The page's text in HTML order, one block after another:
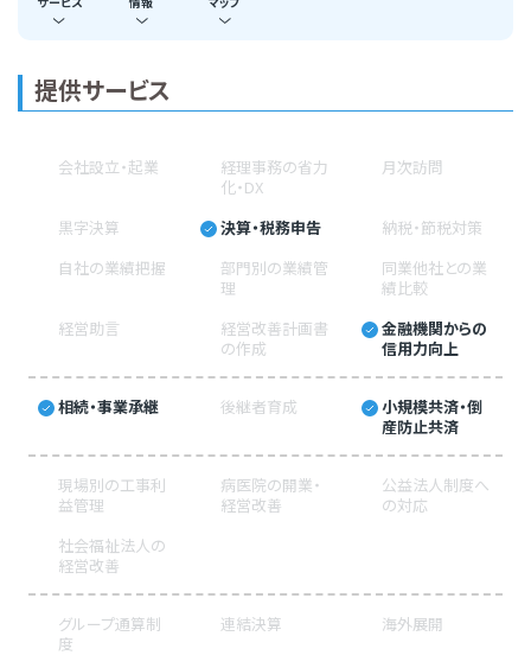
提供サービス
会社設立・起業
経理事務の省力
化・DX
月次訪問
黒字決算 決算・税務申告
納税・節税対策
自社の業績把握
部門別の業績管
理
同業他社との業
績比較
経営助言
経営改善計画書
の作成
金融機関からの
信用力向上
相続・事業承継 後継者育成
小規模共済・倒
産防止共済
現場別の工事利
益管理
病医院の開業・
経営改善
公益法人制度へ
の対応
社会福祉法人の
経営改善
グループ通算制
度
連結決算 海外展開